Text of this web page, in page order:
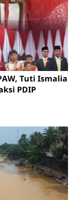
Tuti Ismalia
PDIP